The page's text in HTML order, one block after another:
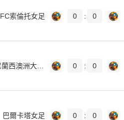
FC索倫托女足 0 : 0
0 : 0
巴爾卡塔女足 0 : 0